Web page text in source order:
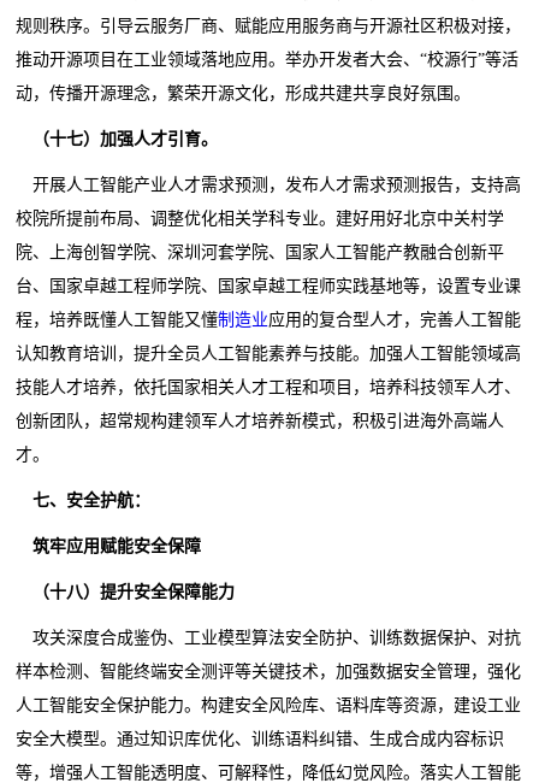
规则秩序。引导云服务厂商、赋能应用服务商与开源社区积极对接，
推动开源项目在工业领域落地应用。举办开发者大会、“校源行”等活
动，传播开源理念，繁荣开源文化，形成共建共享良好氛围。
（十七）加强人才引育。
开展人工智能产业人才需求预测，发布人才需求预测报告，支持高
校院所提前布局、调整优化相关学科专业。建好用好北京中关村学
院、上海创智学院、深圳河套学院、国家人工智能产教融合创新平
台、国家卓越工程师学院、国家卓越工程师实践基地等，设置专业课
程，培养既懂人工智能又懂制造业应用的复合型人才，完善人工智能
认知教育培训，提升全员人工智能素养与技能。加强人工智能领域高
技能人才培养，依托国家相关人才工程和项目，培养科技领军人才、
创新团队，超常规构建领军人才培养新模式，积极引进海外高端人
才。
七、安全护航：
筑牢应用赋能安全保障
（十八）提升安全保障能力
攻关深度合成鉴伪、工业模型算法安全防护、训练数据保护、对抗
样本检测、智能终端安全测评等关键技术，加强数据安全管理，强化
人工智能安全保护能力。构建安全风险库、语料库等资源，建设工业
安全大模型。通过知识库优化、训练语料纠错、生成合成内容标识
等，增强人工智能透明度、可解释性，降低幻觉风险。落实人工智能